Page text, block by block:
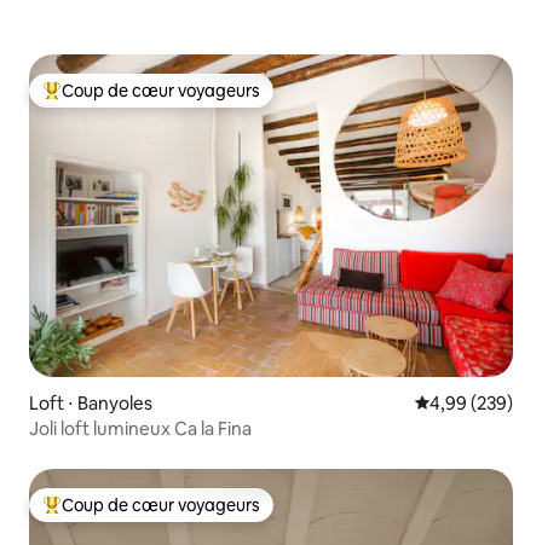
Coups de cœur voyageurs les plus appréciés
Coup de cœur voyageurs
Loft ⋅ Banyoles Évaluation
4,99 (239)
Joli loft lumineux Ca la Fina
Coups de cœur voyageurs les plus appréciés
Coup de cœur voyageurs